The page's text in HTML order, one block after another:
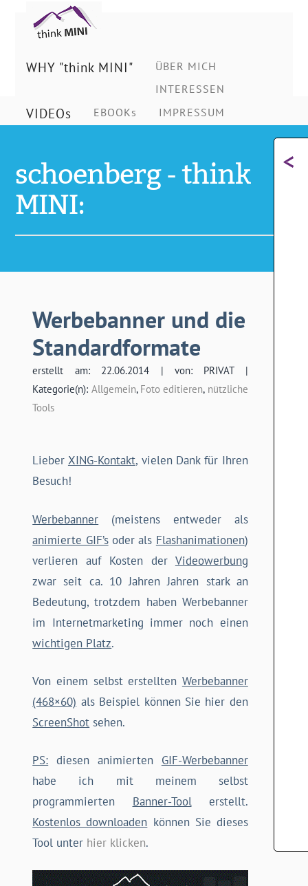
Ing.
Schönberg
Christian
WHY "think MINI"
ÜBER MICH
INTERESSEN
VIDEOs EBOOKs IMPRESSUM
schoenberg - think
MINI:
Werbebanner und die
Standardformate
erstellt am: 22.06.2014 | von: PRIVAT |
Kategorie(n): Allgemein, Foto editieren, nützliche
Tools
Lieber XING-Kontakt, vielen Dank für Ihren
Besuch!
Werbebanner (meistens entweder als
animierte GIF’soder als Flashanimationen)
verlieren auf Kosten der Videowerbung
zwar seit ca. 10 Jahren Jahren stark an
Bedeutung, trotzdem haben Werbebanner
im Internetmarketing immer noch einen
wichtigen Platz.
Von einem selbst erstellten Werbebanner
(468×60) als Beispiel können Sie hier den
ScreenShot sehen.
PS: diesen animierten GIF-Werbebanner
habe ich mit meinem selbst
programmierten Banner-Toolerstellt.
Kostenlos downloaden können Sie dieses
Tool unter hier klicken.
<